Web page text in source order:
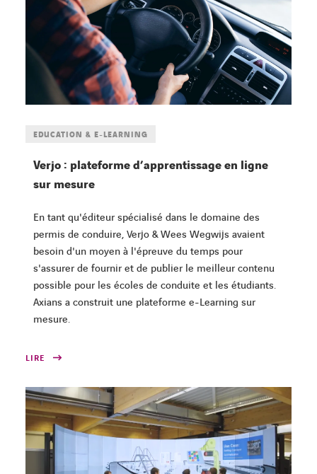
EDUCATION & E-LEARNING
Verjo : plateforme d’apprentissage en ligne
sur mesure
En tant qu'éditeur spécialisé dans le domaine des
permis de conduire, Verjo & Wees Wegwijs avaient
besoin d'un moyen à l'épreuve du temps pour
s'assurer de fournir et de publier le meilleur contenu
possible pour les écoles de conduite et les étudiants.
Axians a construit une plateforme e-Learning sur
mesure.
LIRE